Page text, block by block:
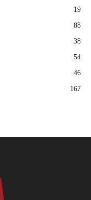
19
88
38
54
46
167